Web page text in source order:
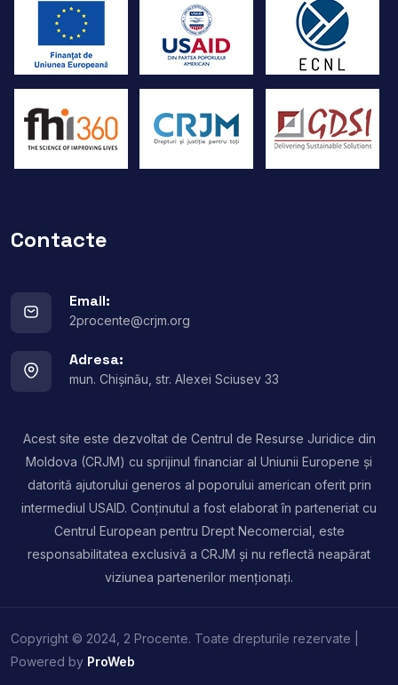
Contacte
Email:
2procente@crjm.org
Adresa:
mun. Chișinău, str. Alexei Sciusev 33
Acest site este dezvoltat de Centrul de Resurse Juridice din
Moldova (CRJM) cu sprijinul financiar al Uniunii Europene și
datorită ajutorului generos al poporului american oferit prin
intermediul USAID. Conținutul a fost elaborat în parteneriat cu
Centrul European pentru Drept Necomercial, este
responsabilitatea exclusivă a CRJM și nu reflectă neapărat
viziunea partenerilor menționați.
Copyright © 2024, 2 Procente. Toate drepturile rezervate |
Powered by ProWeb